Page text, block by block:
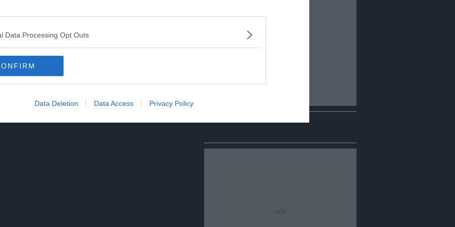
Data Processing Opt Outs
Data Deletion Data Access Privacy Policy
Condividi
TwitterCondividi
Mail